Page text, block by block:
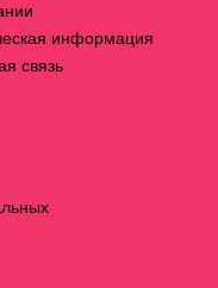
информация
связь